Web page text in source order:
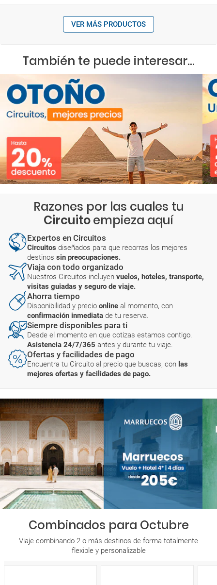
VER MÁS PRODUCTOS
También te puede interesar...
Razones por las cuales tu
Circuitoempieza aquí
Expertos en Circuitos
Circuitos diseñados para que recorras los mejores
destinos sin preocupaciones.
Viaja con todo organizado
Nuestros Circuitos incluyen vuelos, hoteles, transporte,
visitas guiadas y seguro de viaje.
Ahorra tiempo
Disponibilidad y precio online al momento, con
confirmación inmediata de tu reserva.
Siempre disponibles para ti
Desde el momento en que cotizas estamos contigo.
Asistencia 24/7/365 antes y durante tu viaje.
Ofertas y facilidades de pago
Encuentra tu Circuito al precio que buscas, con las
mejores ofertas y facilidades de pago.
Combinados para Octubre
Viaje combinando 2 o más destinos de forma totalmente
flexible y personalizable